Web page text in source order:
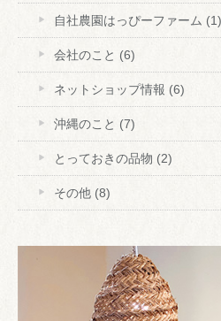
自社農園はっぴーファーム (1)
会社のこと (6)
ネットショップ情報 (6)
沖縄のこと (7)
とっておきの品物 (2)
その他 (8)